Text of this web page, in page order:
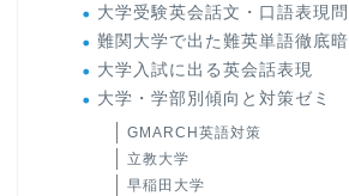
大学受験英会話文・口語表現
難関大学で出た難英単語徹底暗
大学入試に出る英会話表現
大学・学部別傾向と対策ゼミ
GMARCH英語対策
立教大学
早稲田大学